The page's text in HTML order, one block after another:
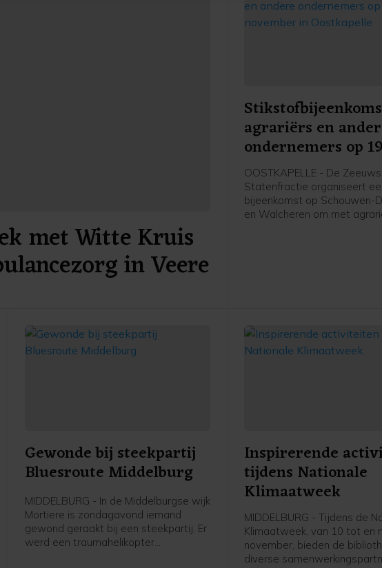
met Witte Kruis
in Veere
agrariërs en
ondernemers op 19
november in
OOSTKAPELLE - De
Statenfractie organiseert
bijeenkomst op Schouwen-
en Walcheren om met
Gewonde bij steekpartij
Bluesroute Middelburg
MIDDELBURG - In de Middelburgse wijk
Mortiere is zondagavond iemand
gewond geraakt bij een steekpartij. Er
werd een traumahelikopter
Inspirerende
tijdens Nationale
Klimaatweek
MIDDELBURG - Tijdens de
Klimaatweek, van 10 tot en
november, bieden de
diverse